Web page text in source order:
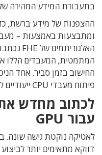
בתעבורת המידע המהירה של
המתמטית, המעבדים הללו
החישוב בזמן סביר. אחד
פיתוח מעבדי CPU ייעודיים להרצת FHE.
לכתוב מחדש
עבור GPU
לאטיקה נוקטת גישה שונה.